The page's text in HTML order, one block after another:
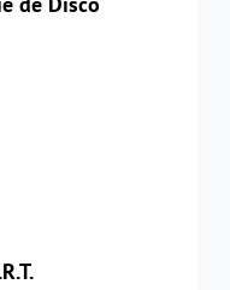
inesperadas